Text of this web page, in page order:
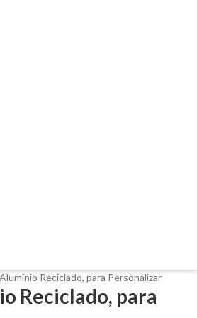
Reciclado, para Personalizar
Reciclado, para